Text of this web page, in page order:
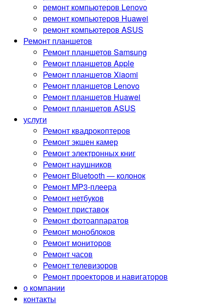
ремонт компьютеров Lenovo
ремонт компьютеров Huawei
ремонт компьютеров ASUS
Ремонт планшетов
Ремонт планшетов Samsung
Ремонт планшетов Apple
Ремонт планшетов Xiaomi
Ремонт планшетов Lenovo
Ремонт планшетов Huawei
Ремонт планшетов ASUS
услуги
Ремонт квадрокоптеров
Ремонт экшен камер
Ремонт электронных книг
Ремонт наушников
Ремонт Bluetooth — колонок
Ремонт MP3-плеера
Ремонт нетбуков
Ремонт приставок
Ремонт фотоаппаратов
Ремонт моноблоков
Ремонт мониторов
Ремонт часов
Ремонт телевизоров
Ремонт проекторов и навигаторов
о компании
контакты